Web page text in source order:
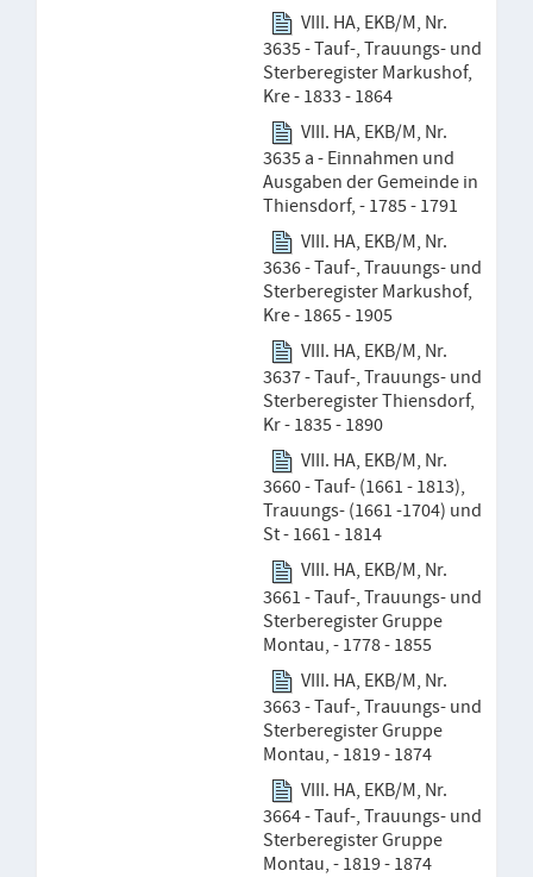
VIII. HA, EKB/M, Nr.
3635 - Tauf-, Trauungs- und
Sterberegister Markushof,
Kre - 1833 - 1864
VIII. HA, EKB/M, Nr.
3635 a - Einnahmen und
Ausgaben der Gemeinde in
Thiensdorf, - 1785 - 1791
VIII. HA, EKB/M, Nr.
3636 - Tauf-, Trauungs- und
Sterberegister Markushof,
Kre - 1865 - 1905
VIII. HA, EKB/M, Nr.
3637 - Tauf-, Trauungs- und
Sterberegister Thiensdorf,
Kr - 1835 - 1890
VIII. HA, EKB/M, Nr.
3660 - Tauf- (1661 - 1813),
Trauungs- (1661 -1704) und
St - 1661 - 1814
VIII. HA, EKB/M, Nr.
3661 - Tauf-, Trauungs- und
Sterberegister Gruppe
Montau, - 1778 - 1855
VIII. HA, EKB/M, Nr.
3663 - Tauf-, Trauungs- und
Sterberegister Gruppe
Montau, - 1819 - 1874
VIII. HA, EKB/M, Nr.
3664 - Tauf-, Trauungs- und
Sterberegister Gruppe
Montau, - 1819 - 1874